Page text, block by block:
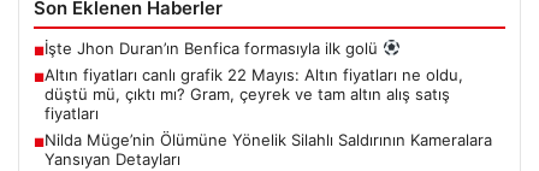
Son Eklenen Haberler
■İşte Jhon Duran’ın Benfica formasıyla ilk golü
■Altın fiyatları canlı grafik 22 Mayıs: Altın fiyatları ne oldu,
düştü mü, çıktı mı? Gram, çeyrek ve tam altın alış satış
fiyatları
■Nilda Müge’nin Ölümüne Yönelik Silahlı Saldırının Kameralara
Yansıyan Detayları